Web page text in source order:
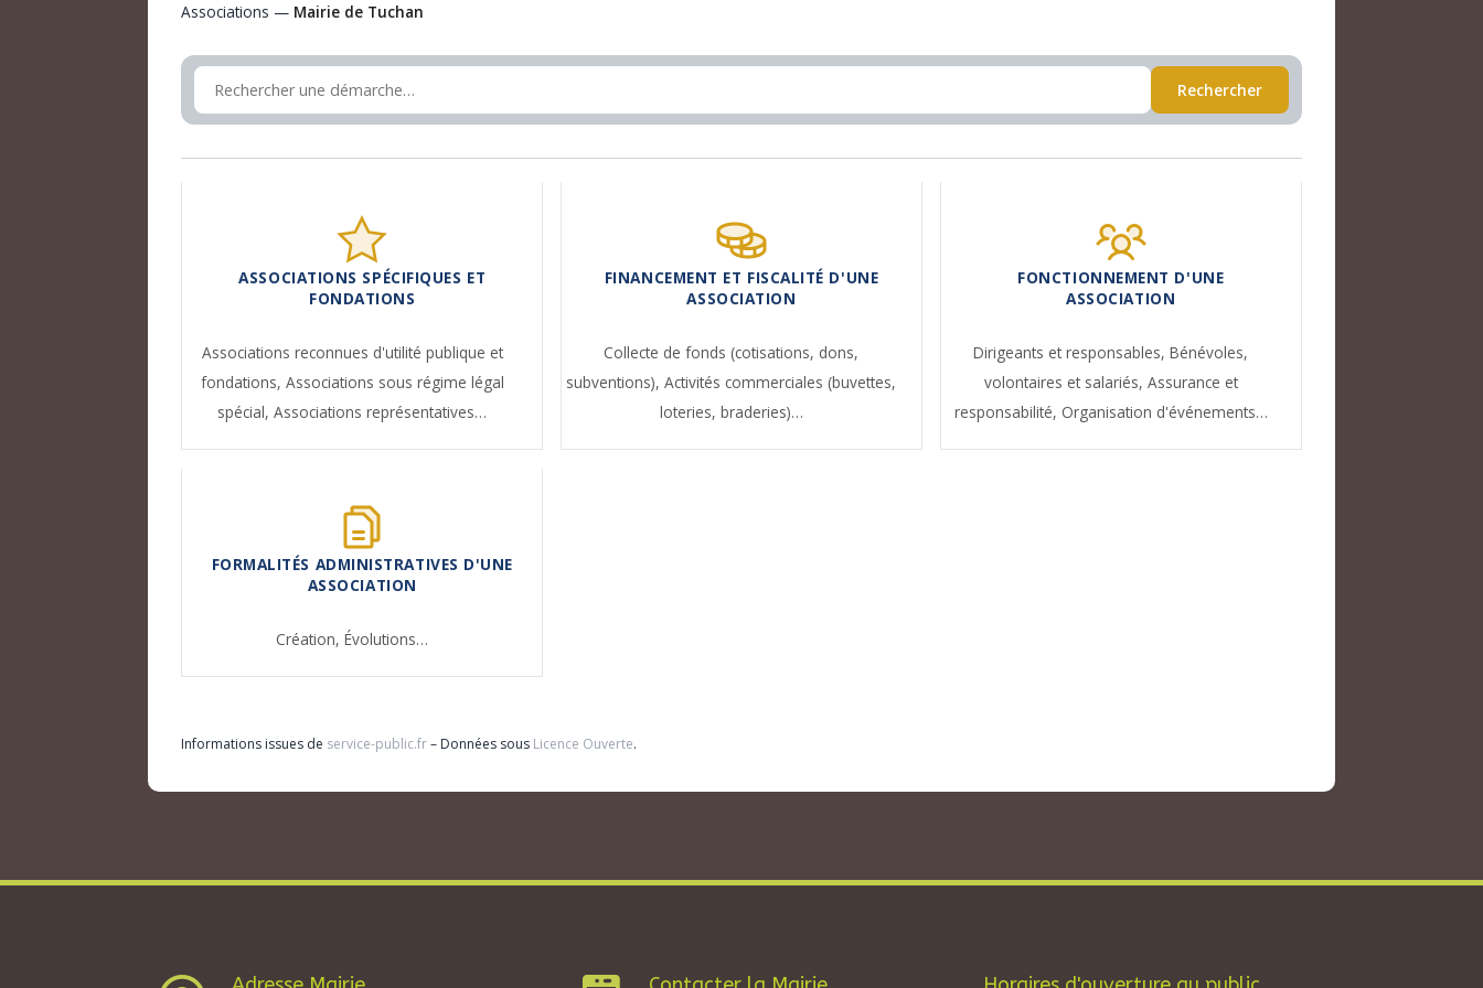
Associations — Mairie de Tuchan
Rechercher
ASSOCIATIONS SPÉCIFIQUES ET
FONDATIONS
Associations reconnues d'utilité publique et
fondations, Associations sous régime légal
spécial,Associations représentatives…
FINANCEMENT ET FISCALITÉ D'UNE
ASSOCIATION
Collecte de fonds (cotisations, dons,
subventions),Activités commerciales (buvettes,
loteries, braderies)…
FONCTIONNEMENT D'UNE
ASSOCIATION
Dirigeants et responsables,Bénévoles,
volontaires et salariés, Assurance et
responsabilité, Organisation d'événements…
FORMALITÉS ADMINISTRATIVES D'UNE
ASSOCIATION
Création,Évolutions…
Informations issues de service-public.fr– Données sous Licence Ouverte.